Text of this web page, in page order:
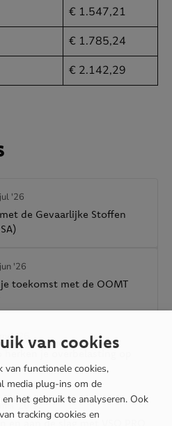
€ 1.547,21
€ 1.785,24
€ 2.142,29
'26
de Gevaarlijke Stoffen
'26
toekomst met de OOMT
'26
herken je overbelasting op
'26
en aan de slag met VSO PRO
van cookies
van functionele cookies,
media plug-ins om de
het gebruik te analyseren. Ook
tracking cookies en